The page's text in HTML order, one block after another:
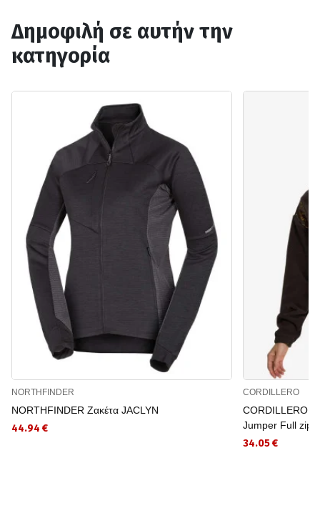
Δημοφιλή σε αυτήν την
κατηγορία
NORTHFINDER
NORTHFINDER Ζακέτα JACLYN
44.94 €
CORDILLERO
CORDILLERO
Jumper Full zip
34.05 €